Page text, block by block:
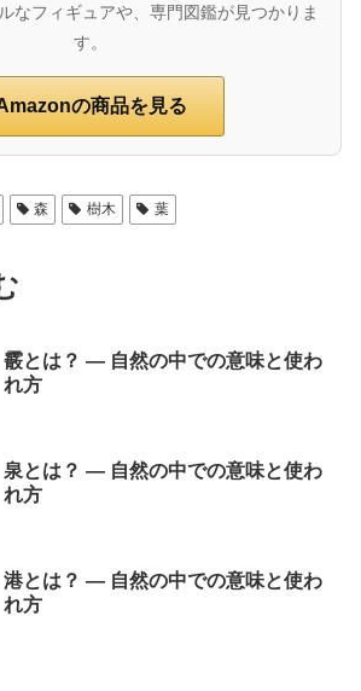
なフィギュアや、専門図鑑が見つかりま
す。
の商品を見る
森 樹木 葉
霰とは？ ― 自然の中での意味と使わ
れ方
泉とは？ ― 自然の中での意味と使わ
れ方
港とは？ ― 自然の中での意味と使わ
れ方